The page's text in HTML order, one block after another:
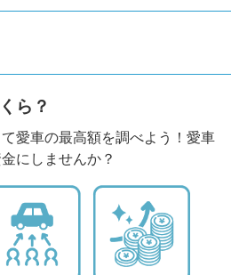
ら？
愛車の最高額を調べよう！愛車
にしませんか？